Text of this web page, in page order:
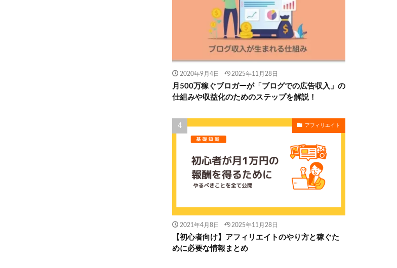
2020年9月4日 2025年11月28日
月500万稼ぐブロガーが「ブログでの広告収入」の
仕組みや収益化のためのステップを解説！
アフィリエイト
2021年4月8日 2025年11月28日
【初心者向け】アフィリエイトのやり方と稼ぐた
めに必要な情報まとめ